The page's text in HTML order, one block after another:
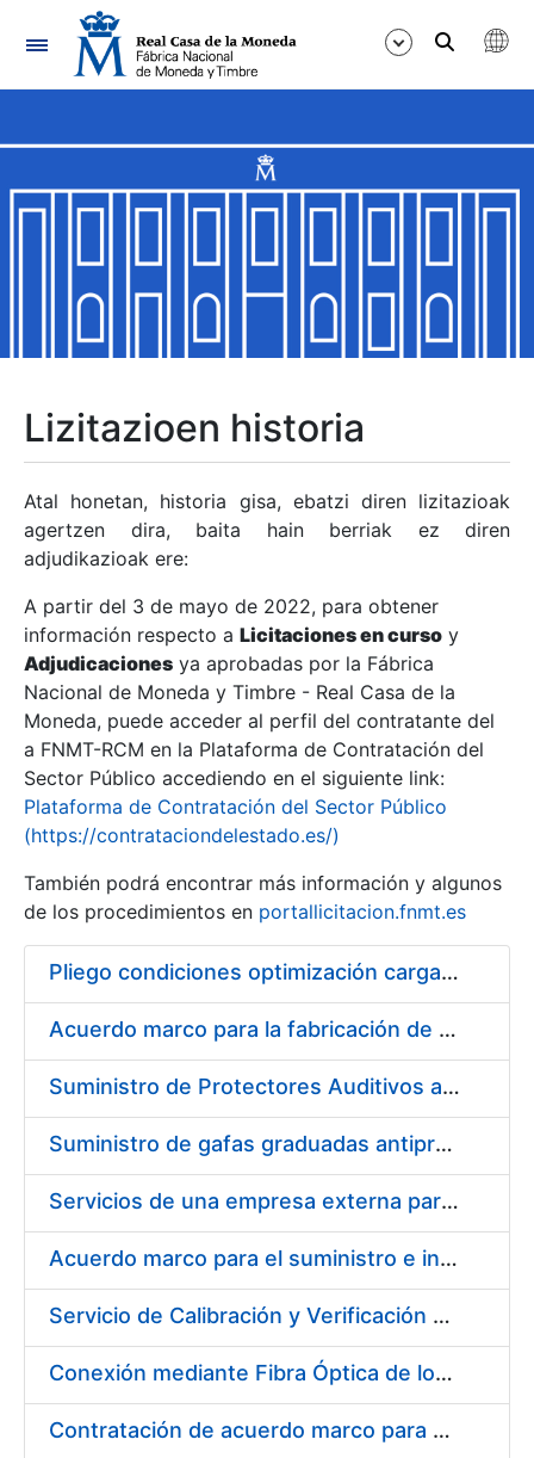
Nabigazioa
Erakutsi/Ezkutatu
Erakutsi/Ezkutatu
Erakutsi/Ezkutatu
Erakutsi/Ezkutatu
Erakutsi/Ezkutatu
Erakutsi/Ezkutatu
Erakutsi/Ezkutatu
Erakutsi/Ezkutatu
Lizitazioen historia
Atal honetan, historia gisa, ebatzi diren lizitazioak
agertzen dira, baita hain berriak ez diren
adjudikazioak ere:
A partir del 3 de mayo de 2022, para obtener
información respecto a Licitaciones en curso y
Adjudicaciones ya aprobadas por la Fábrica
Nacional de Moneda y Timbre - Real Casa de la
Moneda, puede acceder al perfil del contratante del
a FNMT-RCM en la Plataforma de Contratación del
Sector Público accediendo en el siguiente link:
Plataforma de Contratación del Sector Público
(https://contrataciondelestado.es/)
También podrá encontrar más información y algunos
de los procedimientos en portallicitacion.fnmt.es
Pliego condiciones optimización cargas compras firmado
Acuerdo marco para la fabricación de piezas
Suministro de Protectores Auditivos a medida para las personas trabajadoras de los Centros de Trabajo de Madrid y Burgos
Suministro de gafas graduadas antiproyecciones para los trabajadores de la FNMT-RCM en los centros de trabajo de Madrid y Burgos
Servicios de una empresa externa para el asesoramiento y resolución de los recursos de alzada que se presentan relacionados con procesos de selección para la FNMT-RCM
Acuerdo marco para el suministro e instalación de persianas, estores y otros complementos
Servicio de Calibración y Verificación Externa de los Equipos de Medición del Servicio de Prevención de la FNMT-RCM
Conexión mediante Fibra Óptica de los Centros de Proceso de Datos (CPDs) de las sedes de la FNMT-RCM de Burgos y Madrid
Contratación de acuerdo marco para el Suministro de Material de Electricidad para la Fábrica Nacional de Moneda y Timbre-Real Casa de la Moneda en su centro de trabajo de Burgos